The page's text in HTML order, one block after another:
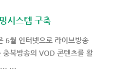
시스템 구축
월 인터넷으로 라이브방송
북방송의 VOD 콘텐츠를 활
...